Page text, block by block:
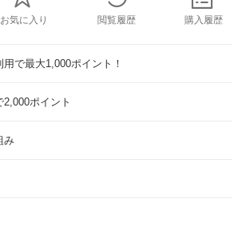
お気に入り 閲覧履歴 購入履歴
で最大1,000ポイント！
ポイント
み